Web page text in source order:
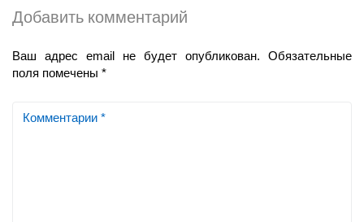
Добавить комментарий
Ваш адрес email не будет опубликован.
Обязательные
поля помечены *